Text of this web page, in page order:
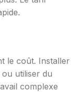
le coût. Installer
utiliser du
complexe